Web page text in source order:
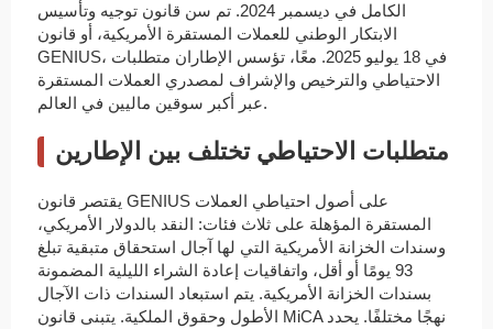
الكامل في ديسمبر 2024. تم سن قانون توجيه وتأسيس
الابتكار الوطني للعملات المستقرة الأمريكية، أو قانون
GENIUS، في 18 يوليو 2025. معًا، تؤسس الإطاران متطلبات
الاحتياطي والترخيص والإشراف لمصدري العملات المستقرة
عبر أكبر سوقين ماليين في العالم.
متطلبات الاحتياطي تختلف بين الإطارين
يقتصر قانون GENIUS على أصول احتياطي العملات
المستقرة المؤهلة على ثلاث فئات: النقد بالدولار الأمريكي،
وسندات الخزانة الأمريكية التي لها آجال استحقاق متبقية تبلغ
93 يومًا أو أقل، واتفاقيات إعادة الشراء الليلية المضمونة
بسندات الخزانة الأمريكية. يتم استبعاد السندات ذات الآجال
الأطول وحقوق الملكية. يتبنى قانون MiCA نهجًا مختلفًا. يحدد